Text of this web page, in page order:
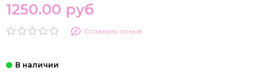
1250.00 руб
Оставить отзыв